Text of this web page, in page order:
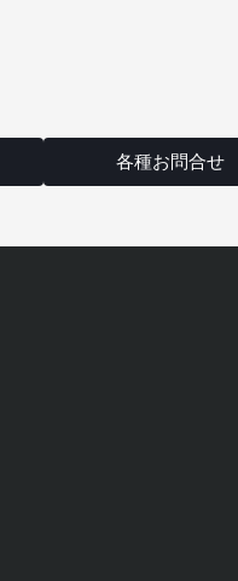
各種お問合せ